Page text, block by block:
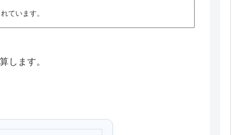
ています。
します。